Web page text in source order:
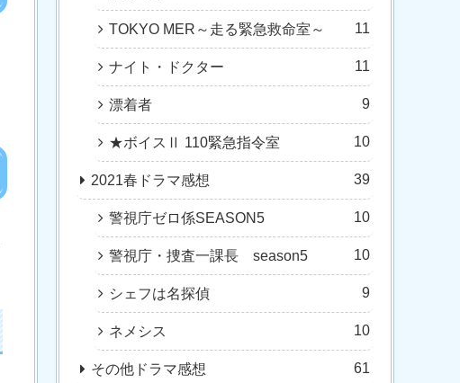
TOKYO MER～走る緊急救命室～ 11
ナイト・ドクター 11
漂着者 9
★ボイスⅡ 110緊急指令室 10
2021春ドラマ感想 39
警視庁ゼロ係SEASON5 10
警視庁・捜査一課長 season5 10
シェフは名探偵 9
ネメシス 10
その他ドラマ感想 61